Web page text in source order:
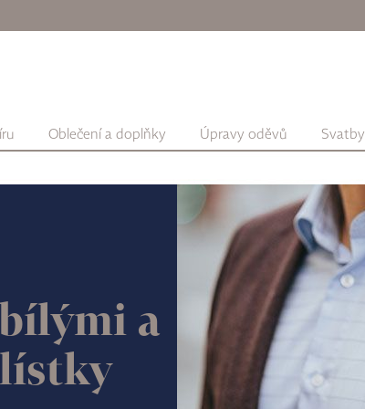
Oblečení a doplňky Úpravy oděvů Svatby
a